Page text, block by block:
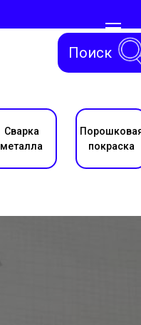
Поиск
Сварка
металла
покраска